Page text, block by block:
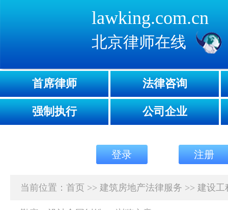
lawking.com.cn
北京律师在线
首席律师 法律咨询
强制执行 公司企业
登录 注册
当前位置： 首页 >> 建筑房地产法律服务 >> 建设工